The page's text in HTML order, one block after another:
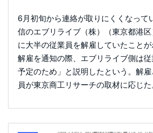
6月初旬から連絡が取りにくくなって
信のエブリライブ（株）（東京都港
に大半の従業員を解雇していたこと
解雇を通知の際、エブリライブ側は
予定のため」と説明したという。解
員が東京商工リサーチの取材に応じた